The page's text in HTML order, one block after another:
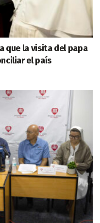
que la visita del papa
el país